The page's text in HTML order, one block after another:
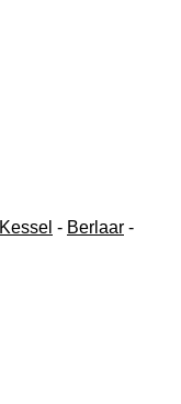
Kessel - Berlaar -